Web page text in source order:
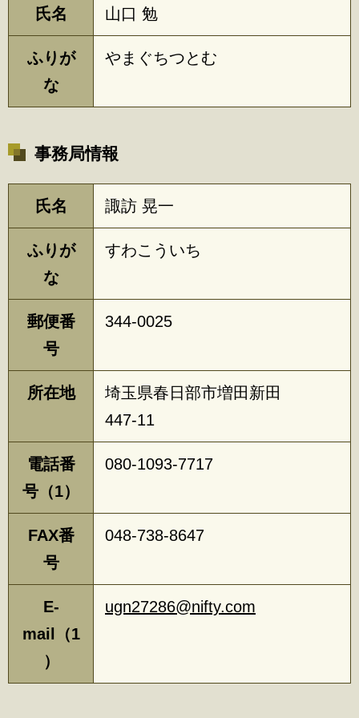
氏名 山口 勉
ふりが
な
やまぐちつとむ
事務局情報
氏名 諏訪 晃一
ふりが
な
すわこういち
郵便番
号
344-0025
所在地
埼玉県春日部市増田新田
447-11
電話番
号（1）
080-1093-7717
FAX番
号
048-738-8647
E-
mail（1
）
ugn27286@nifty.com